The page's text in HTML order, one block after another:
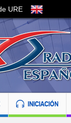
URE
INICIACIÓN